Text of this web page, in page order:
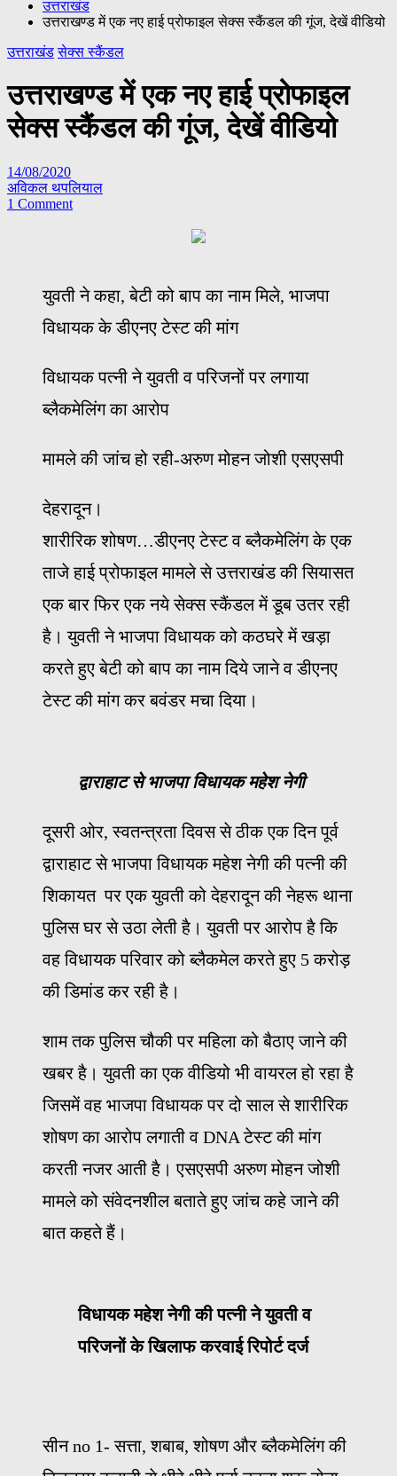
उत्तराखंड
उत्तराखण्ड में एक नए हाई प्रोफाइल सेक्स स्कैंडल की गूंज, देखें वीडियो
उत्तराखंड सेक्स स्कैंडल
उत्तराखण्ड में एक नए हाई प्रोफाइल
सेक्स स्कैंडल की गूंज, देखें वीडियो
14/08/2020
अविकल थपलियाल
1 Comment
युवती ने कहा, बेटी को बाप का नाम मिले, भाजपा
विधायक के डीएनए टेस्ट की मांग
विधायक पत्नी ने युवती व परिजनों पर लगाया
ब्लैकमेलिंग का आरोप
मामले की जांच हो रही-अरुण मोहन जोशी एसएसपी
देहरादून।
शारीरिक शोषण…डीएनए टेस्ट व ब्लैकमेलिंग के एक
ताजे हाई प्रोफाइल मामले से उत्तराखंड की सियासत
एक बार फिर एक नये सेक्स स्कैंडल में डूब उतर रही
है। युवती ने भाजपा विधायक को कठघरे में खड़ा
करते हुए बेटी को बाप का नाम दिये जाने व डीएनए
टेस्ट की मांग कर बवंडर मचा दिया।
द्वाराहाट से भाजपा विधायक महेश नेगी
दूसरी ओर, स्वतन्त्रता दिवस से ठीक एक दिन पूर्व
द्वाराहाट से भाजपा विधायक महेश नेगी की पत्नी की
शिकायत पर एक युवती को देहरादून की नेहरू थाना
पुलिस घर से उठा लेती है। युवती पर आरोप है कि
वह विधायक परिवार को ब्लैकमेल करते हुए 5 करोड़
की डिमांड कर रही है।
शाम तक पुलिस चौकी पर महिला को बैठाए जाने की
खबर है। युवती का एक वीडियो भी वायरल हो रहा है
जिसमें वह भाजपा विधायक पर दो साल से शारीरिक
शोषण का आरोप लगाती व DNA टेस्ट की मांग
करती नजर आती है। एसएसपी अरुण मोहन जोशी
मामले को संवेदनशील बताते हुए जांच कहे जाने की
बात कहते हैं।
विधायक महेश नेगी की पत्नी ने युवती व
परिजनों के खिलाफ करवाई रिपोर्ट दर्ज
सीन no 1- सत्ता, शबाब, शोषण और ब्लैकमेलिंग की